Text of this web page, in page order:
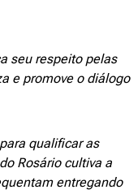
seu respeito pelas
e promove o diálogo
qualificar as
Rosário cultiva a
entregando